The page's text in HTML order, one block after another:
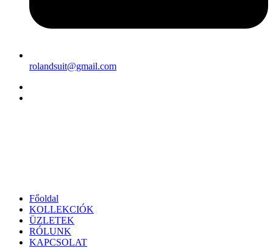
rolandsuit@gmail.com
Főoldal
KOLLEKCIÓK
ÜZLETEK
RÓLUNK
KAPCSOLAT